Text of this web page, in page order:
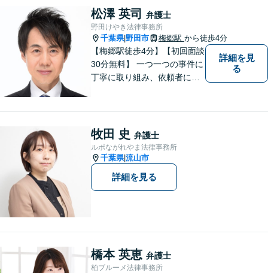
松澤 英司 弁護士
野田けやき法律事務所
千葉県| 野田市 梅郷駅 から徒歩4分
【梅郷駅徒歩4分】【初回面談
30分無料】 一つ一つの事件に
丁寧に取り組み、依頼者にと
す。
詳細を見
る
牧田 史 弁護士
ルポながれやま法律事務所
千葉県|流山市
詳細を見る
橋本 英恵 弁護士
柏ブルーメ法律事務所